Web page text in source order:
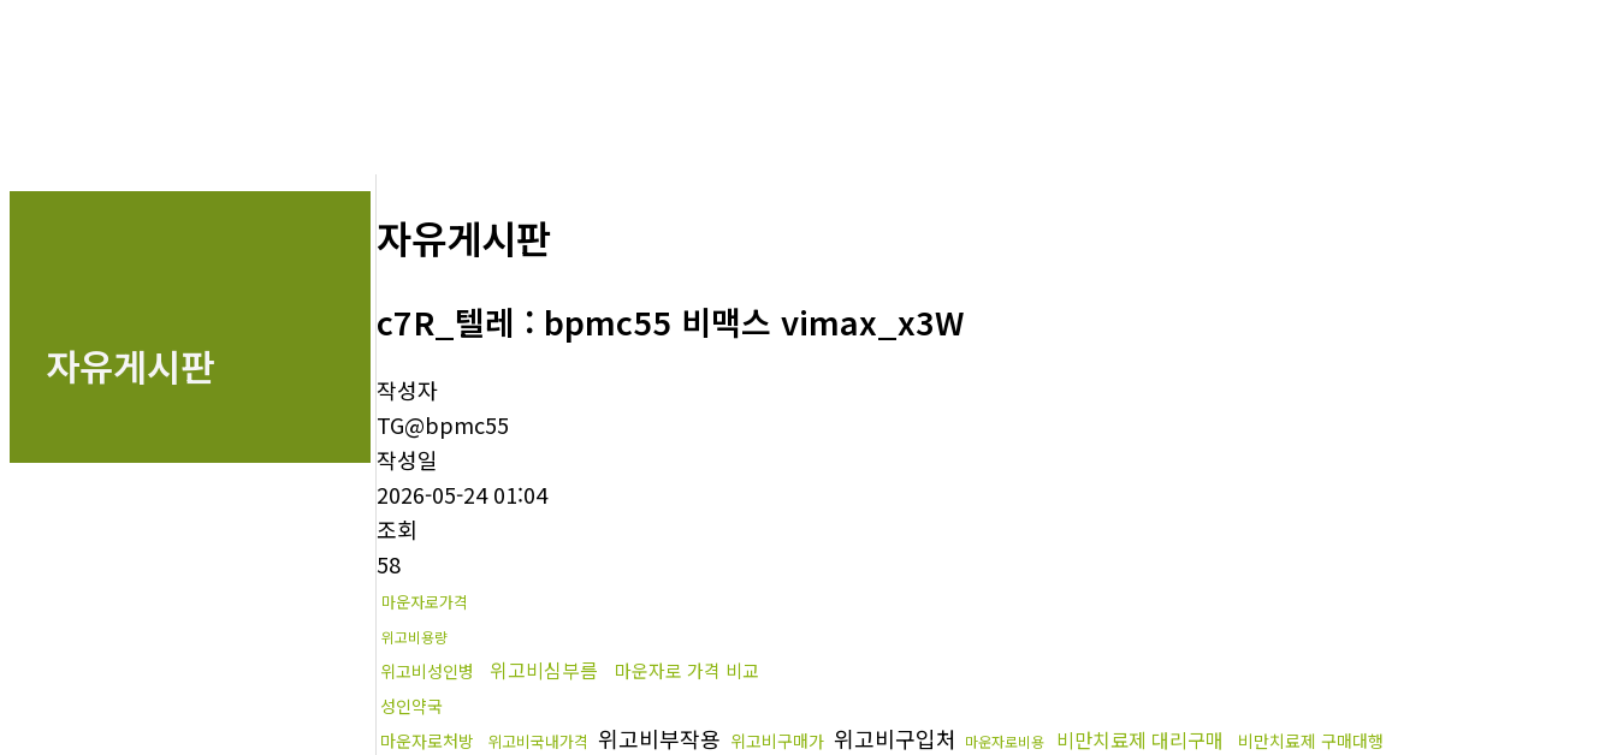
자유게시판
자유게시판
c7R_텔레 : bpmc55 비맥스 vimax_x3W
작성자
TG@bpmc55
작성일
2026-05-24 01:04
조회
58
마운자로가격
위고비용량
위고비성인병 위고비심부름 마운자로 가격 비교
성인약국
마운자로처방
위고비국내가격 위고비부작용 위고비구매가 위고비구입처 마운자로비용 비만치료제 대리구매
비만치료제 구매대행